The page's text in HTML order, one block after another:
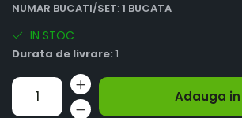
NUMAR BUCATI/SET: 1 BUCATA
IN STOC
Durata de livrare: 1
Adauga